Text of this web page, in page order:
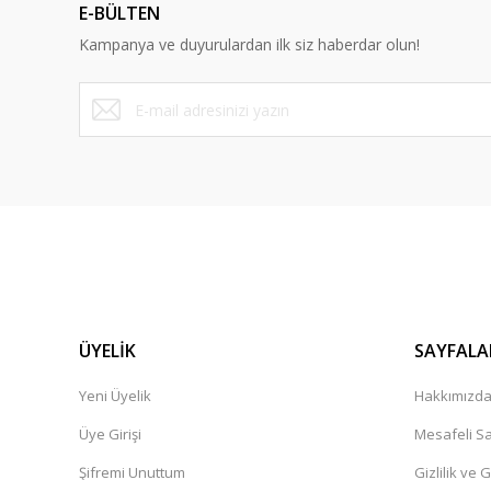
E-BÜLTEN
Kampanya ve duyurulardan ilk siz haberdar olun!
ÜYELİK
Yeni Üyelik
Üye Girişi
Şifremi Unuttum
Hakkımızda
Mesafeli
Gizlilik ve